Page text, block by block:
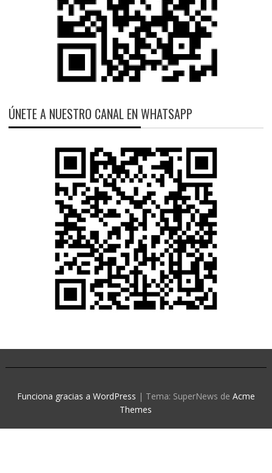
ÚNETE A NUESTRO CANAL EN WHATSAPP
Funciona gracias a WordPress | Tema: SuperNews de Acme
Themes